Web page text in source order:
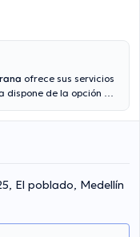
ofrece sus servicios
dispone de la opción de
$250000.
El poblado, Medellín